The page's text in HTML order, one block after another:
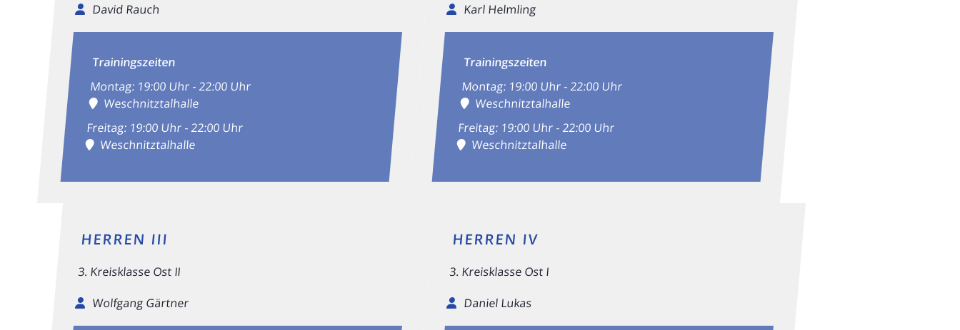
David Rauch
Trainingszeiten
Montag: 19:00 Uhr - 22:00 Uhr
Weschnitztalhalle
Freitag: 19:00 Uhr - 22:00 Uhr
Weschnitztalhalle
Karl Helmling
Trainingszeiten
Montag: 19:00 Uhr - 22:00 Uhr
Weschnitztalhalle
Freitag: 19:00 Uhr - 22:00 Uhr
Weschnitztalhalle
HERREN III
3. Kreisklasse Ost II
Wolfgang Gärtner
HERREN IV
3. Kreisklasse Ost I
Daniel Lukas